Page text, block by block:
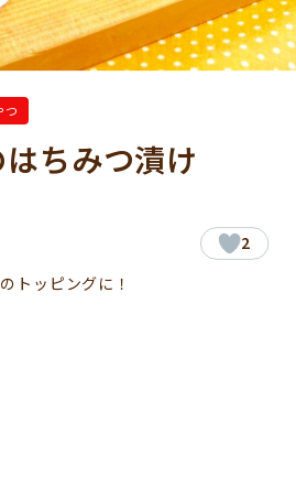
つ
ちみつ漬け
トッピングに！
2